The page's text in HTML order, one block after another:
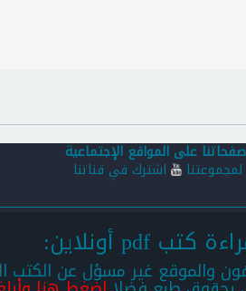
صفحاتنا على المواقع الإجتماعية
اشترك في قناتنا
والموقع غير مسؤل عن الكتب